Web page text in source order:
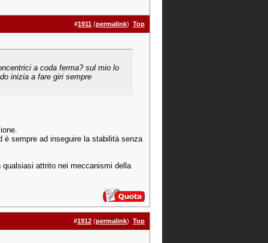
#1911 (permalink) Top
a coda ferma? sul mio lo
inizia a fare giri sempre
è sempre ad inseguire la stabilità senza
attrito nei meccanismi della
#1912 (permalink) Top